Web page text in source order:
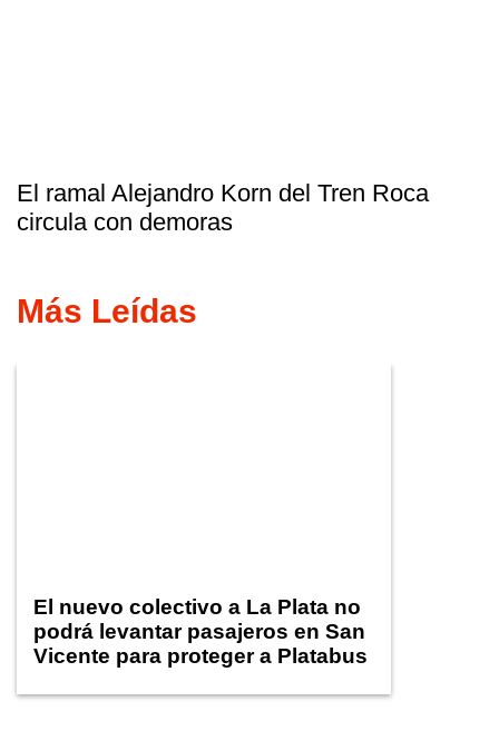
El ramal Alejandro Korn del Tren Roca
circula con demoras
Más Leídas
El nuevo colectivo a La Plata no
podrá levantar pasajeros en San
Vicente para proteger a Platabus